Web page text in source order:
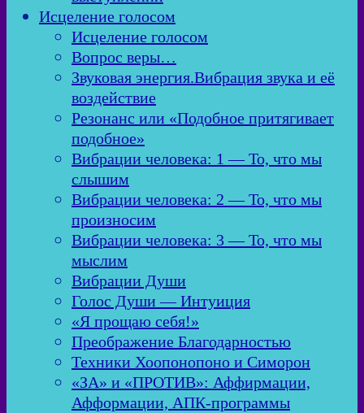
Исцеление голосом
Исцеление голосом
Вопрос веры…
Звуковая энергия.Вибрация звука и её
воздействие
Резонанс или «Подобное притягивает
подобное»
Вибрации человека: 1 — То, что мы
слышим
Вибрации человека: 2 — То, что мы
произносим
Вибрации человека: 3 — То, что мы
мыслим
Вибрации Души
Голос Души — Интуиция
«Я прощаю себя!»
Преображение Благодарностью
Техники Хоопонопоно и Симорон
«ЗА» и «ПРОТИВ»: Аффирмации,
Афформации, АПК-программы